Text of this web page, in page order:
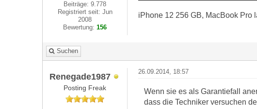
Beiträge: 9.778
Registriert seit: Jun
2008
Bewertung:156
iPhone 12 256 GB, MacBook Pro
Suchen
Renegade1987
Posting Freak
26.09.2014, 18:57
Wenn sie es als Garantiefall
dass die Techniker versuchen